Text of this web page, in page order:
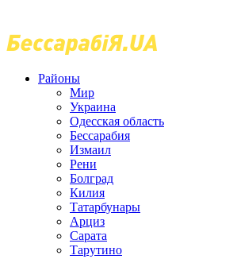
Районы
Мир
Украина
Одесская область
Бессарабия
Измаил
Рени
Болград
Килия
Татарбунары
Арциз
Сарата
Тарутино